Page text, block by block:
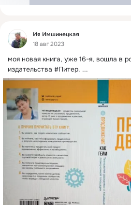
Фид
Ия Имшинецкая
18 авг 2023
моя новая книга, уже 16-я, вошла в
издательства #Питер. ...